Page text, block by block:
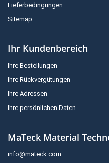
Lieferbedingungen
Sitemap
Ihr Kundenbereich
Ihre Bestellungen
Ihre Rückvergütungen
Ihre Adressen
Ihre persönlichen Daten
MaTeck Material
info@mateck.com